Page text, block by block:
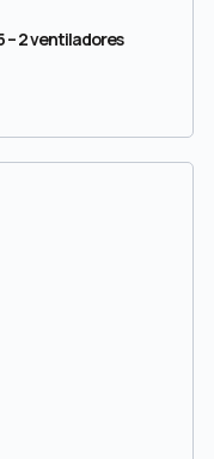
– 2 ventiladores